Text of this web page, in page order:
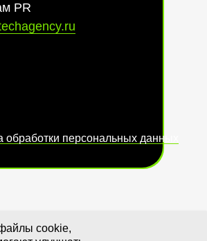
PR
обработки персональных данных
cookie,